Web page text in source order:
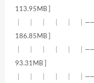
113.95MB ]
｜ ｜ ｜ ｜ ｜ ｜—— 5.
186.85MB ]
｜ ｜ ｜ ｜ ｜ ｜—— 4.
93.31MB ]
｜ ｜ ｜ ｜ ｜ ｜——